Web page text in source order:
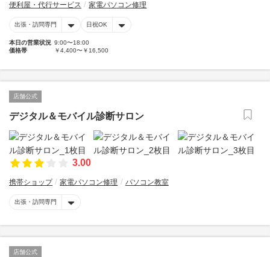
便利屋・代行サービス 家電パソコン修理
出張・訪問専門 日祝OK
本日の営業状況 9:00〜18:00
価格帯
￥4,400〜￥16,500
店舗公式
デジタル＆モバイル診断サロン
3.00
携帯ショップ 家電パソコン修理 パソコン教室
出張・訪問専門
店舗公式